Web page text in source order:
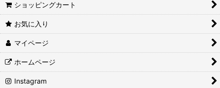
ショッピングカート
お気に入り
マイページ
ホームページ
Instagram